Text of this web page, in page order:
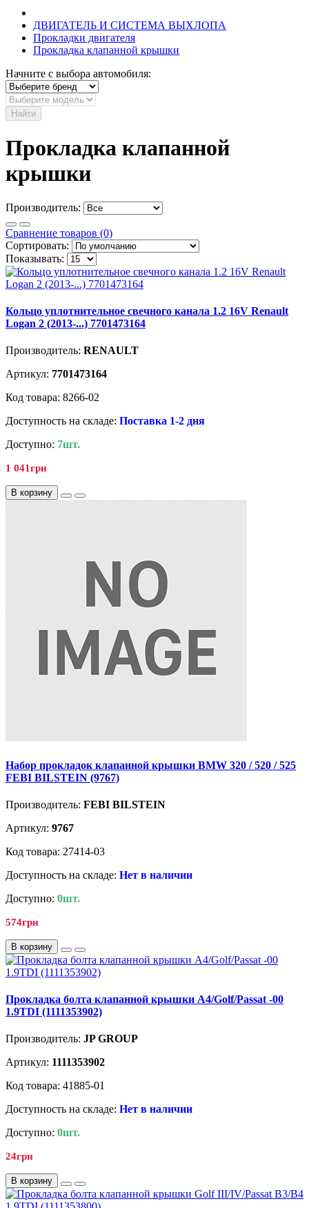
ДВИГАТЕЛЬ И СИСТЕМА ВЫХЛОПА
Прокладки двигателя
Прокладка клапанной крышки
Начните с выбора автомобиля:
Найти
Прокладка клапанной
крышки
Производитель:
Сравнение товаров (0)
Сортировать:
Показывать:
Кольцо уплотнительное свечного канала 1.2 16V Renault
Logan 2 (2013-...) 7701473164
Производитель: RENAULT
Артикул: 7701473164
Код товара: 8266-02
Доступность на складе: Поставка 1-2 дня
Доступно: 7шт.
1 041грн
В корзину
Набор прокладок клапанной крышки BMW 320 / 520 / 525
FEBI BILSTEIN (9767)
Производитель: FEBI BILSTEIN
Артикул: 9767
Код товара: 27414-03
Доступность на складе: Нет в наличии
Доступно: 0шт.
574грн
В корзину
Прокладка болта клапанной крышки A4/Golf/Passat -00
1.9TDI (1111353902)
Производитель: JP GROUP
Артикул: 1111353902
Код товара: 41885-01
Доступность на складе: Нет в наличии
Доступно: 0шт.
24грн
В корзину